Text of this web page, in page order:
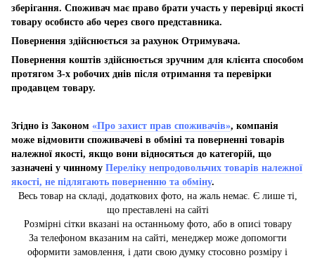
зберігання. Споживач має право брати участь у перевірці якості
товару особисто або через свого представника.
Повернення здійснюється за рахунок Отримувача.
Повернення коштів здійснюється зручним для клієнта способом
протягом 3-х робочих днів після отримання та перевірки
продавцем товару.
Згідно із Законом «Про захист прав споживачів», компанія
може відмовити споживачеві в обміні та поверненні товарів
належної якості, якщо вони відносяться до категорій, що
зазначені у чинному Переліку непродовольчих товарів належної
якості, не підлягають поверненню та обміну.
Весь товар на складі, додаткових фото, на жаль немає. Є лише ті,
що преставлені на сайті
Розмірні сітки вказані на останньому фото, або в описі товару
За телефоном вказаним на сайті, менеджер може допомогти
оформити замовлення, і дати свою думку стосовно розміру і